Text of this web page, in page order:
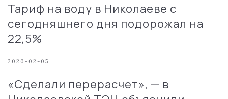
Тариф на воду в Николаеве с
сегодняшнего дня подорожал на
22,5%
2020-02-05
«Сделали перерасчет», — в